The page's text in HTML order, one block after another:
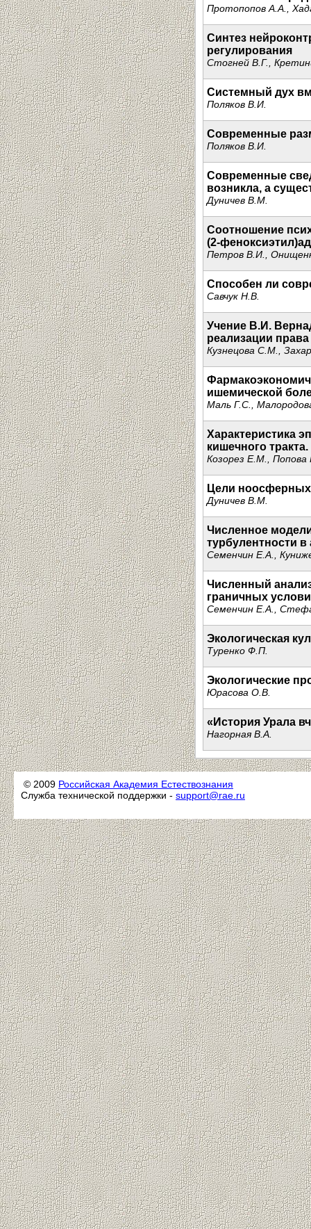
Протопопов А.А.,
Синтез
регулирования
Стогней В.Г.,
Системный дух
Поляков В.И.
Современные
Поляков В.И.
Современные
возникла, а
Дуничев В.М.
Соотношение
(2-
Петров В.И.,
Способен ли
Савчук Н.В.
Учение В.И.
реализации
Кузнецова С.М.,
ишемической
Маль Г.С.,
Характеристика
кишечного тракта.
Козорез Е.М.,
Цели ноосферных
Дуничев В.М.
Численное
турбулентности
Семенчин Е.А.,
Численный
граничных
Семенчин Е.А.,
Экологическая
Туренко Ф.П.
Экологические
Юрасова О.В.
«История Урала
Нагорная В.А.
© 2009 Российская Академия Естествознания
Служба технической поддержки - support@rae.ru